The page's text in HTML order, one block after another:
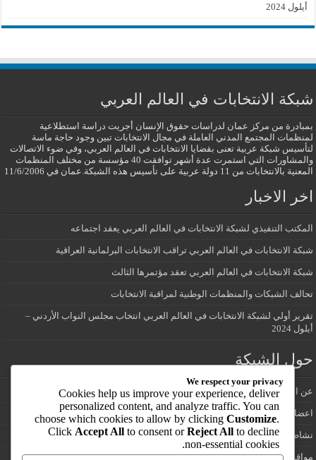
أيلول 2024
شبكة الانتخابات في العالم العربي
بمبادرة من مركز عمان لدراسات حقوق الإنسان أجريت دراسة استطلاعية
لمنظمات المجتمع المدني العاملة في مجال الانتخابات تبين وجود حاجة ماسة
لتأسيس شبكة عربية تعنى بقضايا الانتخابات في العالم العربي، وفي ضوء الاتصالات
والمشاورات التي استمرت عدة أشهر توافقت 40 مؤسسة من مختلف المنظمات
المعنية بالانتخابات من 11 دولة عربية على تأسيس هذه الشبكة.عمان في 11/6/2006
اخر الاخبار
المكتب التنفيذي لشبكة الانتخابات في العالم العربي يعقد اجتماعه
شبكة الانتخابات في العالم العربي تراقب الانتخابات البرلمانية العراقية
شبكة الانتخابات في العالم العربي تعقد مؤتمرها الثالث
تحالف الشبكات والمنظمات الوطنية لمراقبة الانتخابات
تقرير أولي لشبكة الانتخابات في العالم العربي انتخاب مجلس النواب الأردني –
أيلول 2024
حول الشبكة
عن الشبكة
اعضاء شبكة الانتخابات في العالم العربي
نشاطات الشبكة
مواقع انتخابية
We respect your privacy
Cookies help us improve your experience, deliver
personalized content, and analyze traffic. You can
choose which cookies to allow by clickingCustomize.
Click Accept All to consent orReject All to decline
non-essential cookies.